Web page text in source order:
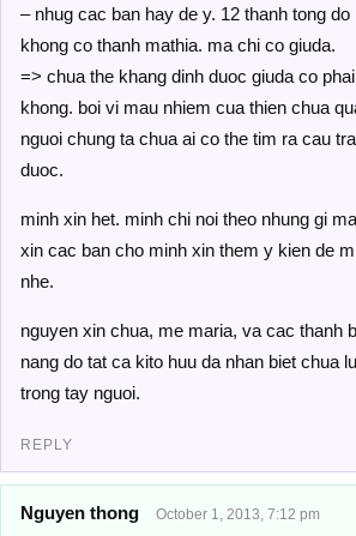
– nhug cac ban hay de y. 12 thanh tong
khong co thanh mathia. ma chi co giuda.
=> chua the khang dinh duoc giuda co
khong. boi vi mau nhiem cua thien chua
nguoi chung ta chua ai co the tim ra cau
duoc.
minh xin het. minh chi noi theo nhung gi
xin cac ban cho minh xin them y kien de
nhe.
nguyen xin chua, me maria, va cac thanh
nang do tat ca kito huu da nhan biet chua
trong tay nguoi.
REPLY
Nguyen thong October 1, 2013, 7:12 pm